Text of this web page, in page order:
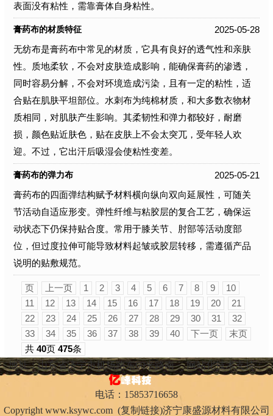
表面没有粘性，需靠膏体自身粘性。
膏药布的材质特征
2025-05-28
无纺布是膏药布中常见的材质，它具有良好的透气性和亲肤
性。质地柔软，不会对皮肤造成影响，能确保膏药的渗透，
同时容易分解，不会对环境造成污染，且有一定的粘性，适
合贴在肌肤平坦部位。水刺布为纯棉材质，和大多数衣物材
质相同，对肌肤产生影响。其柔韧性和弹力都较好，耐磨
损，颜色贴近肤色，贴在皮肤上不会太突兀，受年轻人欢
迎。不过，它出汗后吸湿会使粘性变差。
膏药布的弹力布
2025-05-21
膏药布的四面弹结构赋予材料横向纵向双向延展性，可随关
节活动自适应形变。弹性纤维与粘胶层的复合工艺，确保运
动状态下仍保持贴合度。常用于膝关节、肘部等活动度部
位，但过度拉伸可能导致材料起皱或胶层转移，需遵循产品
说明的贴敷规范。
页 上一页 1 2 3 4 5 6 7 8 9
10
11
12 13 14 15 16 17 18 19 20
21
22
23 24 25 26 27 28 29 30 31
32
33
34 35 36 37 38 39 40 下一页
末页
共 40页 475条
地址：山东省济宁市机场路东60米路南
网站化技术支持：
电话：15853716658
Copyright www.ksywc.com(复制链接)济宁康盛源材料有限公司